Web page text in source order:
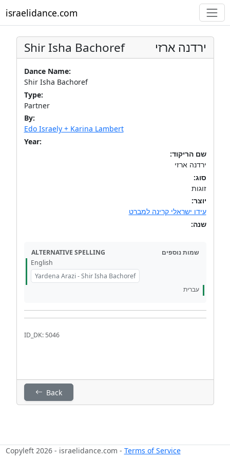
israelidance.com
Shir Isha Bachoref ירדנה ארזי
Dance Name:
Shir Isha Bachoref
Type:
Partner
By:
Edo Israely + Karina Lambert
Year:
שם הריקוד:
ירדנה ארזי
סוג:
זוגות
יוצר:
עידו ישראלי קרינה למברט
שנה:
ALTERNATIVE SPELLING
שמות נוספים
English
Yardena Arazi - Shir Isha Bachoref
עברית
ID_DK: 5046
Back
Copyleft 2026 - israelidance.com - Terms of Service